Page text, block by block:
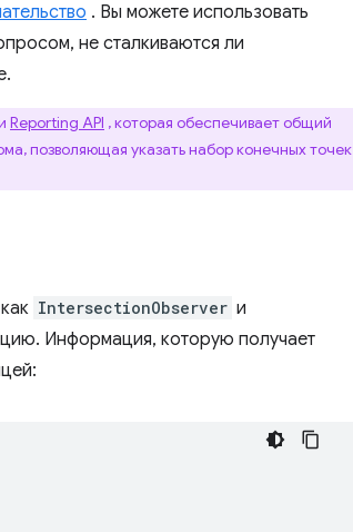
. Вы можете использовать
не сталкиваются ли
Reporting API , которая обеспечивает общий
позволяющая указать набор конечных точек
IntersectionObserver и
Информация, которую получает